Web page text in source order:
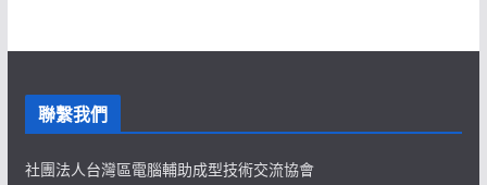
聯繫我們
社團法人台灣區電腦輔助成型技術交流協會